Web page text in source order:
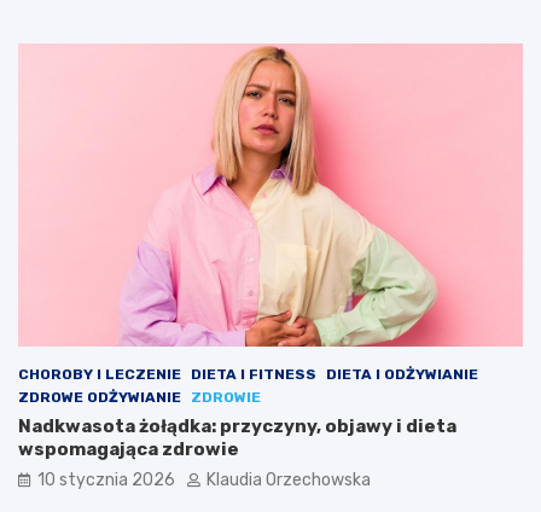
CHOROBY I LECZENIE DIETA I FITNESS
DIETA I ODŻYWIANIE
ZDROWE ODŻYWIANIE
ZDROWIE
Nadkwasota żołądka: przyczyny, objawy i dieta
wspomagająca zdrowie
10 stycznia 2026 Klaudia Orzechowska